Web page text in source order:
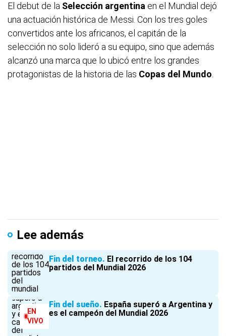
El debut de la Selección argentina en el Mundial dejó
una actuación histórica de Messi. Con los tres goles
convertidos ante los africanos, el capitán de la
selección no solo lideró a su equipo, sino que además
alcanzó una marca que lo ubicó entre los grandes
protagonistas de la historia de las Copas del Mundo
Lee además
Fin del torneo El recorrido de los 104
partidos del Mundial 2026
EN
VIVO
Fin del sueño España superó a Argentina y
es el campeón del Mundial 2026